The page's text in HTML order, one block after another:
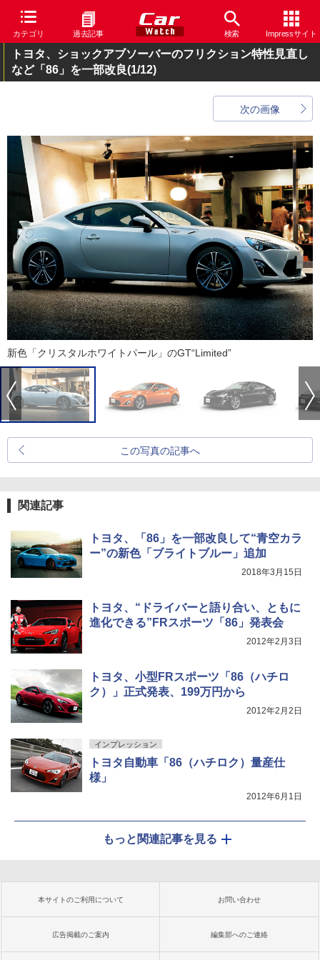
カテゴリ 過去記事 検索 Impressサイト
トヨタ、ショックアブソーバーのフリクション特性見直し
など「86」を一部改良(1/12)
次の画像
新色「クリスタルホワイトパール」のGT“Limited”
この写真の記事へ
関連記事
トヨタ、「86」を一部改良して“青空カラ
ー”の新色「ブライトブルー」追加
2018年3月15日
トヨタ、“ドライバーと語り合い、ともに
進化できる”FRスポーツ「86」発表会
2012年2月3日
トヨタ、小型FRスポーツ「86（ハチロ
ク）」正式発表、199万円から
2012年2月2日
インプレッション
トヨタ自動車「86（ハチロク）量産仕
様」
2012年6月1日
もっと関連記事を見る
本サイトのご利用について お問い合わせ
広告掲載のご案内 編集部へのご連絡